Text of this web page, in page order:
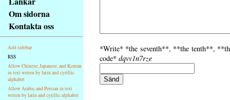
základní
Hlavní
strana
Om sidorna
Kontakta oss
Add sidebar
RSS
Allow Chinese, Japanese, and Korean
in text writen by latin and cyrillic
alphabet
Allow Arabic and Persian in text
writen by latin and cyrillic alphabet
*Write* *the seventh**, **the tenth**,
code* dqvv1n7rze